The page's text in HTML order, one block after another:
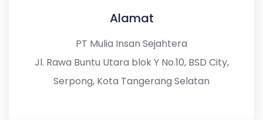
Alamat
PT Mulia Insan Sejahtera
Jl. Rawa Buntu Utara blok Y No.10, BSD City,
Serpong, Kota Tangerang Selatan